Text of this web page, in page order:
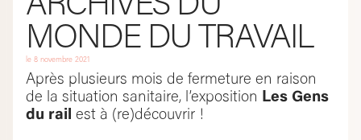
MONDE DU TRAVAIL
le 8 novembre 2021
Après plusieurs mois de fermeture en raison
de la situation sanitaire, l’exposition Les Gens
du rail est à (re)découvrir !